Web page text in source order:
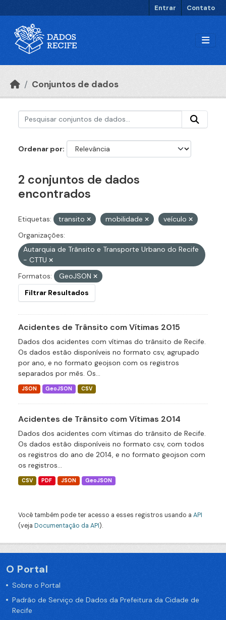
Entrar Contato
Conjuntos de dados
Ordenar por
2 conjuntos de dados
encontrados
Etiquetas: transito mobilidade
veículo
Organizações:
Autarquia de Trânsito e Transporte Urbano do Recife
- CTTU
Formatos:
GeoJSON
Filtrar Resultados
Acidentes de Trânsito com Vítimas 2015
Dados dos acidentes com vítimas do trânsito de Recife.
Os dados estão disponíveis no formato csv, agrupado
por ano, e no formato geojson com os registros
separados por mês. Os...
JSON GeoJSON CSV
Acidentes de Trânsito com Vítimas 2014
Dados dos acidentes com vítimas do trânsito de Recife.
Os dados estão disponíveis no formato csv, com todos
os registros do ano de 2014, e no formato geojson com
os registros...
CSV PDF JSON GeoJSON
Você também pode ter acesso a esses registros usando a API
(veja Documentação da API).
O Portal
Sobre o Portal
Padrão de Serviço de Dados da Prefeitura da Cidade de
Recife